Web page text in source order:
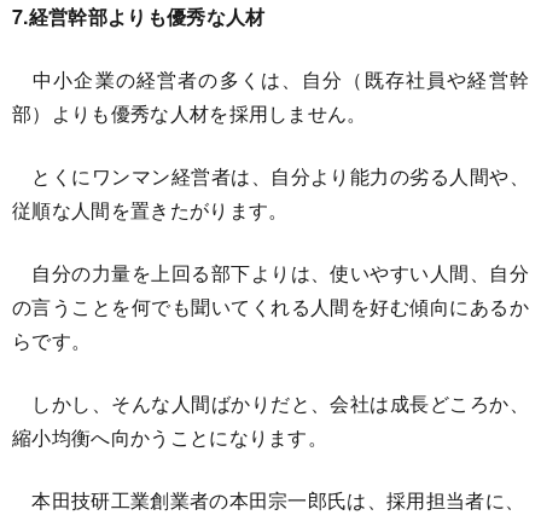
7.経営幹部よりも優秀な人材
中小企業の経営者の多くは、自分（既存社員や経営幹
部）よりも優秀な人材を採用しません。
とくにワンマン経営者は、自分より能力の劣る人間や、
従順な人間を置きたがります。
自分の力量を上回る部下よりは、使いやすい人間、自分
の言うことを何でも聞いてくれる人間を好む傾向にあるか
らです。
しかし、そんな人間ばかりだと、会社は成長どころか、
縮小均衡へ向かうことになります。
本田技研工業創業者の本田宗一郎氏は、採用担当者に、